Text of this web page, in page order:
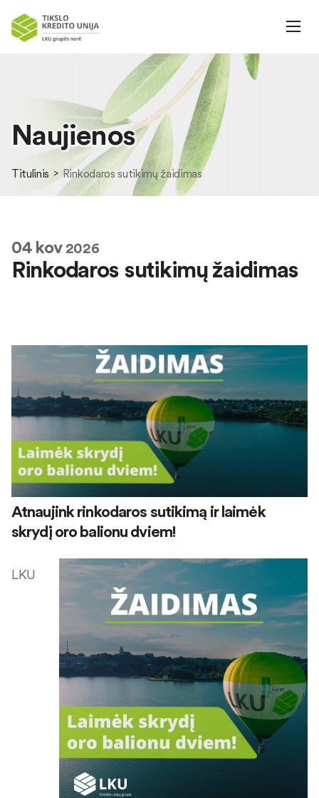
Naujienos
Titulinis Rinkodaros sutikimų žaidimas
04kov2026
Rinkodaros sutikimų žaidimas
Atnaujink rinkodaros sutikimą ir laimėk
skrydį oro balionu dviem!
LKU